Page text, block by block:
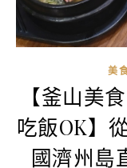
美
【釜山美
吃飯OK】
國濟州島